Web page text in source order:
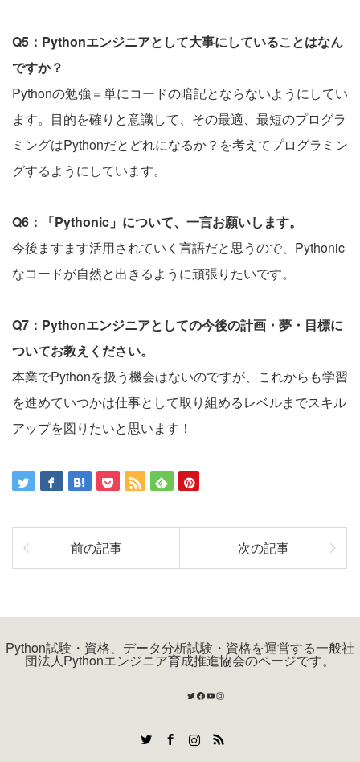
Q5：Pythonエンジニアとして大事にしていることはなん
ですか？
Pythonの勉強＝単にコードの暗記とならないようにしてい
ます。目的を確りと意識して、その最適、最短のプログラ
ミングはPythonだとどれになるか？を考えてプログラミン
グするようにしています。
Q6：「Pythonic」について、一言お願いします。
今後ますます活用されていく言語だと思うので、Pythonic
なコードが自然と出きるように頑張りたいです。
Q7：Pythonエンジニアとしての今後の計画・夢・目標に
ついてお教えください。
本業でPythonを扱う機会はないのですが、これからも学習
を進めていつかは仕事として取り組めるレベルまでスキル
アップを図りたいと思います！
前の記事 次の記事
Python試験・資格、データ分析試験・資格を運営する一般社
団法人Pythonエンジニア育成推進協会のページです。
Twitter
Facebook
YouTube
Instagram
RSS